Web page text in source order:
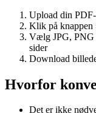
Upload din
Klik på knappen
Vælg JPG, PNG
sider
Download
Hvorfor
Det er ikke